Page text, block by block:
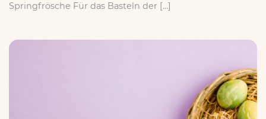
Springfrösche Für das Basteln der […]